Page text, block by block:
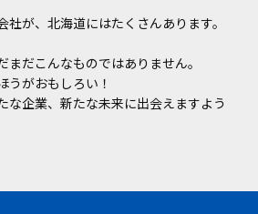
社が、北海道にはたくさんあります。
まだこんなものではありません。
うがおもしろい！
な企業、新たな未来に出会えますよう